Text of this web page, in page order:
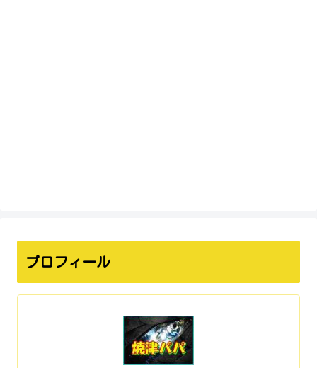
プロフィール